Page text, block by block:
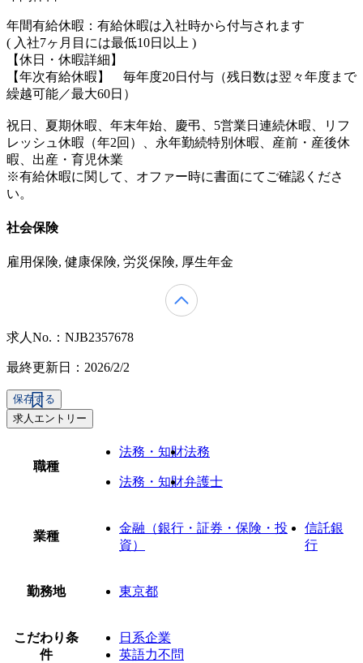
年間有給休暇：有給休暇は入社時から付与されます
( 入社7ヶ月目には最低10日以上 )
【休日・休暇詳細】
【年次有給休暇】 毎年度20日付与（残日数は翌々年度まで
繰越可能／最大60日）
祝日、夏期休暇、年末年始、慶弔、5営業日連続休暇、リフ
レッシュ休暇（年2回）、永年勤続特別休暇、産前・産後休
暇、出産・育児休業
※有給休暇に関して、オファー時に書面にてご確認くださ
い。
社会保険
雇用保険, 健康保険, 労災保険, 厚生年金
求人No.：NJB2357678
最終更新日：2026/2/2
保存する
求人エントリー
職種
法務・知財法務
法務・知財弁護士
業種
金融（銀行・証券・保険・投
資）
信託銀
行
勤務地 東京都
こだわり条
件
日系企業
英語力不問